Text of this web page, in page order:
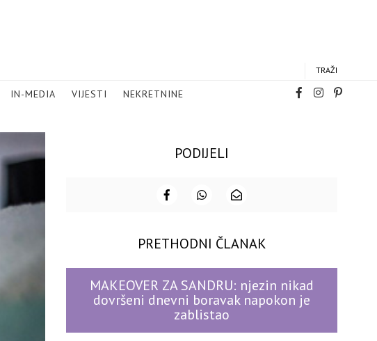
TRAŽI
IN-MEDIA VIJESTI NEKRETNINE
PODIJELI
PRETHODNI ČLANAK
MAKEOVER ZA SANDRU: njezin nikad
dovršeni dnevni boravak napokon je
zablistao